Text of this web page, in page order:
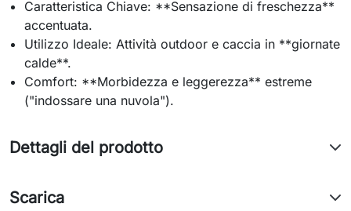
Caratteristica Chiave: **Sensazione di freschezza**
accentuata.
Utilizzo Ideale: Attività outdoor e caccia in **giornate
calde**.
Comfort: **Morbidezza e leggerezza** estreme
("indossare una nuvola").
Dettagli del prodotto
Scarica